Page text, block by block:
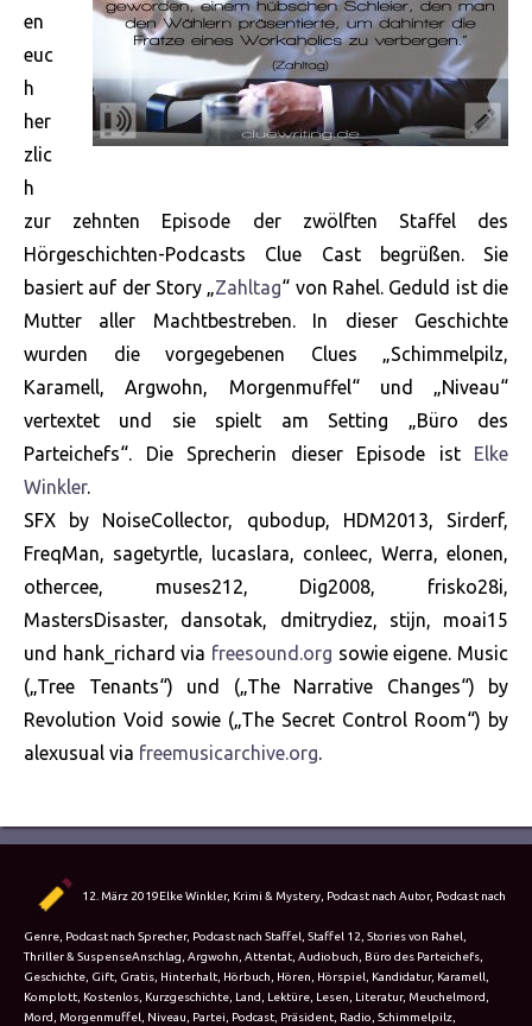
en
euc
h
her
zlic
h
zur zehnten Episode der zwölften Staffel des
Hörgeschichten-Podcasts Clue Cast begrüßen. Sie
basiert auf der Story „Zahltag“ von Rahel. Geduld ist die
Mutter aller Machtbestreben. In dieser Geschichte
wurden die vorgegebenen Clues „Schimmelpilz,
Karamell, Argwohn, Morgenmuffel“ und „Niveau“
vertextet und sie spielt am Setting „Büro des
Parteichefs“. Die Sprecherin dieser Episode ist
Elke
Winkler.
SFX by NoiseCollector, qubodup, HDM2013, Sirderf,
FreqMan, sagetyrtle, lucaslara, conleec, Werra, elonen,
othercee, muses212, Dig2008, frisko28i,
MastersDisaster, dansotak, dmitrydiez, stijn, moai15
und hank_richard via freesound.org sowie eigene. Music
(„Tree Tenants“) und („The Narrative Changes“) by
Revolution Void sowie („The Secret Control Room“) by
alexusual via freemusicarchive.org.
am
12. März 2019 Elke Winkler, Krimi & Mystery, Podcast nach Autor, Podcast nach
Genre, Podcast nach Sprecher, Podcast nach Staffel, Staffel 12, Stories von Rahel,
Thriller & SuspenseSchlagwörter
Anschlag, Argwohn, Attentat, Audiobuch, Büro des Parteichefs,
Geschichte, Gift, Gratis, Hinterhalt, Hörbuch, Hören, Hörspiel, Kandidatur, Karamell,
Komplott, Kostenlos, Kurzgeschichte, Land, Lektüre, Lesen, Literatur, Meuchelmord,
Mord, Morgenmuffel, Niveau, Partei, Podcast, Präsident, Radio, Schimmelpilz,